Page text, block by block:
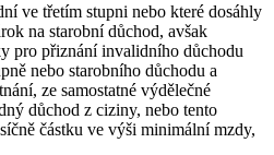
ve třetím stupni nebo které dosáhly
na starobní důchod, avšak
pro přiznání invalidního důchodu
nebo starobního důchodu a
ze samostatné výdělečné
důchod z ciziny, nebo tento
částku ve výši minimální mzdy,